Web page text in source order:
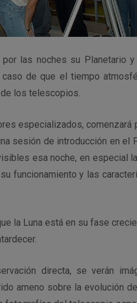
las noches su Planetario
de que el tiempo
los telescopios.
especializados,
sesión de introducción en el
esa noche, en especial
funcionamiento y las
la Luna está en su fase
directa, se verán
ameno sobre la evolución